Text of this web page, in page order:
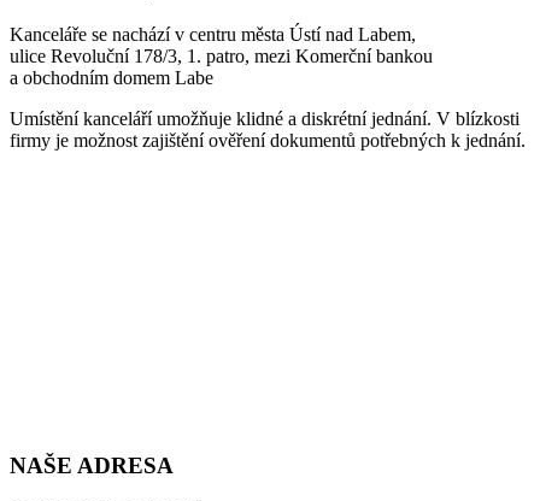
Kanceláře se nachází v centru města Ústí nad Labem,
ulice Revoluční 178/3, 1. patro, mezi Komerční bankou
a obchodním domem Labe
Umístění kanceláří umožňuje klidné a diskrétní jednání. V blízkosti
firmy je možnost zajištění ověření dokumentů potřebných k jednání.
NAŠE ADRESA